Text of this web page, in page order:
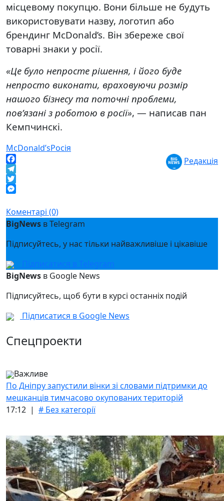
місцевому покупцю. Вони більше не будуть
використовувати назву, логотип або
брендинг McDonald’s. Він збереже свої
товарні знаки у росії.
«Це було непросте рішення, і його буде
непросто виконати, враховуючи розмір
нашого бізнесу та поточні проблеми,
пов’язані з роботою в росії», — написав пан
Кемпчинскі.
McDonald’sРосія
Facebook
Telegram
Twitter
Редакція
Коментарі (0)
BigNews в Telegram
Підписуйтесь, у нас тільки найважливіше і цікавіше
Підписатися в Telegram
BigNews в Google News
Підписуйтесь, щоб бути в курсі останніх подій
Підписатися в Google News
Спецпроекти
Важливе
По Дніпру запустили вінки зі словами підтримки до
мешканців тимчасово окупованих територій
17:12 | # Без категорії